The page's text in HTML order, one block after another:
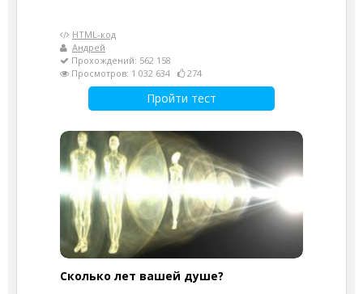
HTML-код
Андрей
Прохождений: 562 158
Просмотров: 1 032 634
274
Пройти тест
Cколько лет вашей душе?